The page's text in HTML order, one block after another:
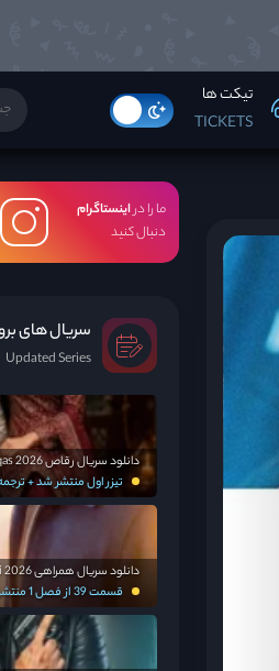
تیکت ها
TICKETS
ما را دراینستاگرام
دنبال کنید
سریال های
Updated Series
دانلود سریال رقاص Raqqas 2026
تیزر اول منتشر شد +
دانلود سریال همراهی Humraahi 2026
قسمت 39 از فصل 1 منتشر شد